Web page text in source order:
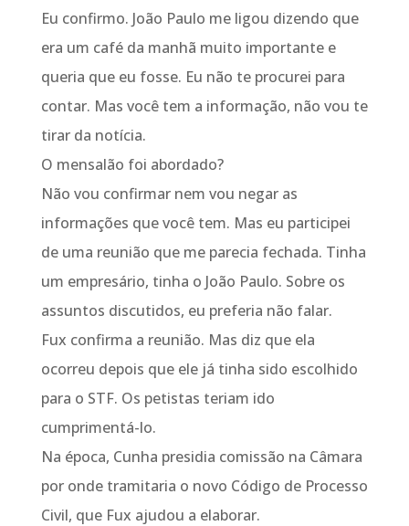
Eu confirmo. João Paulo me ligou dizendo que
era um café da manhã muito importante e
queria que eu fosse. Eu não te procurei para
contar. Mas você tem a informação, não vou te
tirar da notícia.
O mensalão foi abordado?
Não vou confirmar nem vou negar as
informações que você tem. Mas eu participei
de uma reunião que me parecia fechada. Tinha
um empresário, tinha o João Paulo. Sobre os
assuntos discutidos, eu preferia não falar.
Fux confirma a reunião. Mas diz que ela
ocorreu depois que ele já tinha sido escolhido
para o STF. Os petistas teriam ido
cumprimentá-lo.
Na época, Cunha presidia comissão na Câmara
por onde tramitaria o novo Código de Processo
Civil, que Fux ajudou a elaborar.